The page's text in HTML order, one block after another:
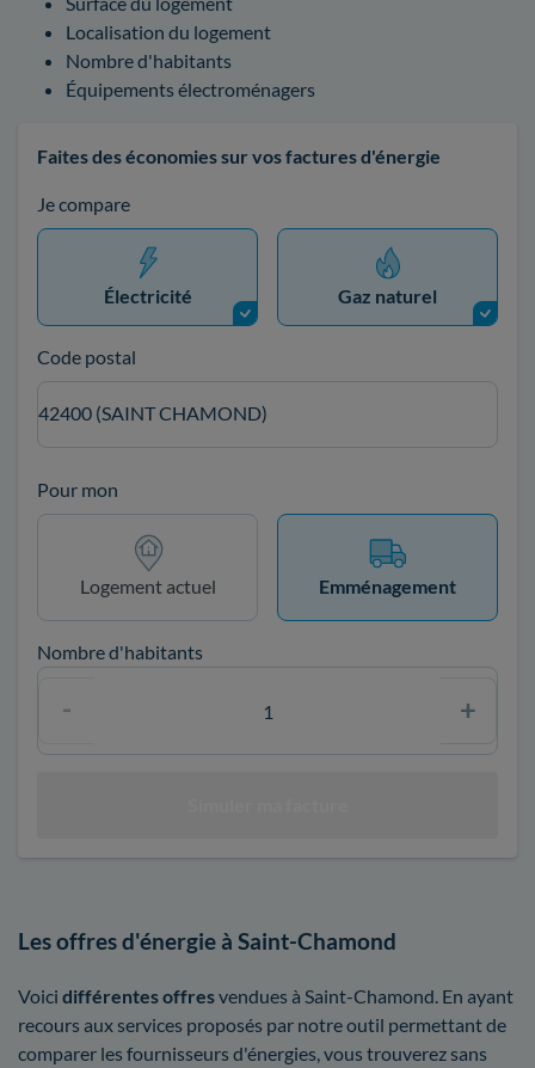
Localisation du logement
Nombre d'habitants
Équipements électroménagers
Faites des économies sur vos factures d'énergie
Je compare
Électricité Gaz naturel
Code postal
42400 (SAINT CHAMOND)
Pour mon
Logement actuel Emménagement
Nombre d'habitants
Les offres d'énergie à Saint-Chamond
Voici différentes offresvendues à Saint-Chamond. En ayant
recours aux services proposés par notre outil permettant de
comparer les fournisseurs d'énergies, vous trouverez sans